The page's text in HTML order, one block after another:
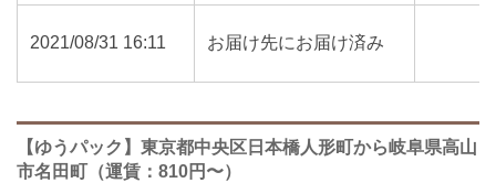
2021/08/31 16:11 お届け先にお届け済み
【ゆうパック】東京都中央区日本橋人形町から岐阜県高山
市名田町（運賃：810円〜）